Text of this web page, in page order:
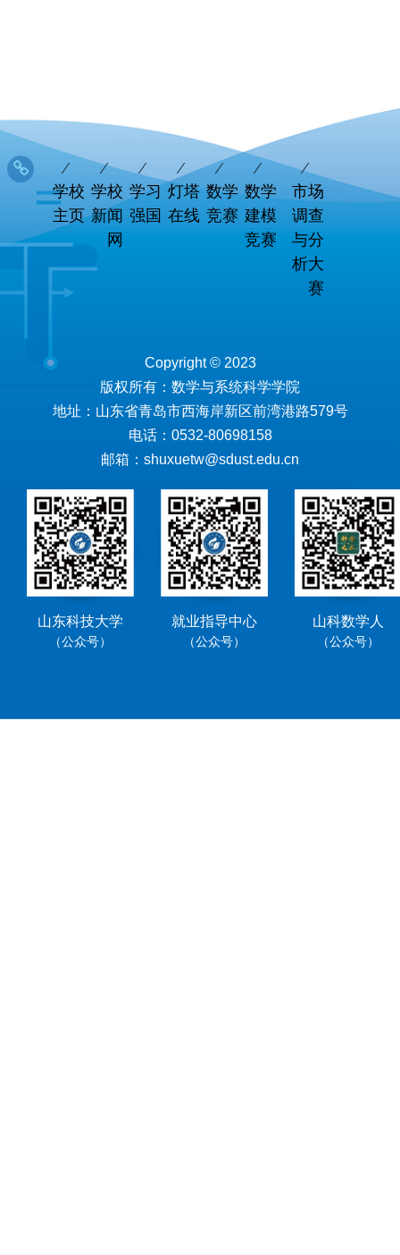
学校
主页
学校
新闻
网
学习
强国
灯塔
在线
数学
竞赛
数学
建模
竞赛
市场
调查
与分
析大
赛
Copyright © 2023
版权所有：数学与系统科学学院
地址：山东省青岛市西海岸新区前湾港路579号
电话：0532-80698158
邮箱：shuxuetw@sdust.edu.cn
山东科技大学
（公众号）
就业指导中心
（公众号）
山科数学人
（公众号）